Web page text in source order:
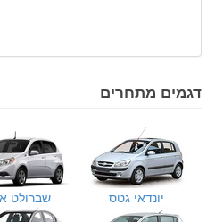
דגמים מתחרים
יונדאי גטס שברולט